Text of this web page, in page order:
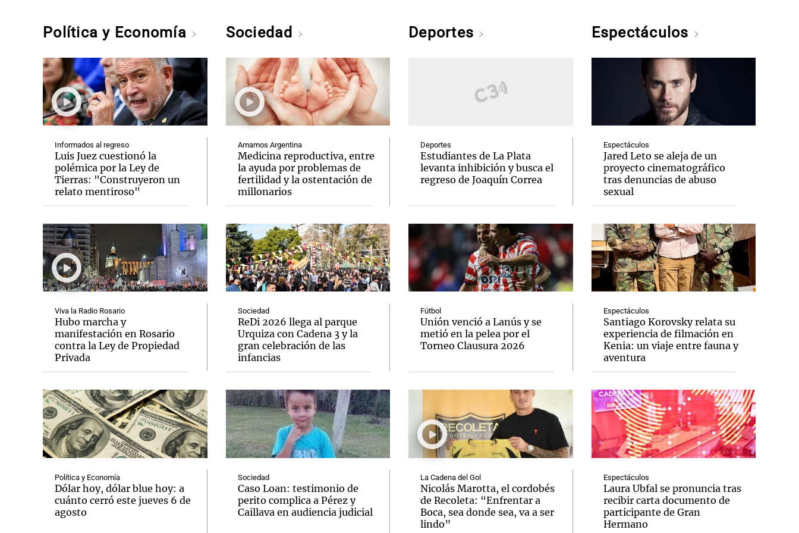
Política y Economía
Informados al regreso
Luis Juez cuestionó la
polémica por la Ley de
Tierras: "Construyeron un
relato mentiroso"
Viva la Radio Rosario
Hubo marcha y
manifestación en Rosario
contra la Ley de Propiedad
Privada
Política y Economía
Dólar hoy, dólar blue hoy: a
cuánto cerró este jueves 6 de
agosto
Sociedad
Amamos Argentina
Medicina reproductiva, entre
la ayuda por problemas de
fertilidad y la ostentación de
millonarios
Sociedad
ReDi 2026 llega al parque
Urquiza con Cadena 3 y la
gran celebración de las
infancias
Sociedad
Caso Loan: testimonio de
perito complica a Pérez y
Caillava en audiencia judicial
Deportes
Deportes
Estudiantes de La Plata
levanta inhibición y busca el
regreso de Joaquín Correa
Fútbol
Unión venció a Lanús y se
metió en la pelea por el
Torneo Clausura 2026
La Cadena del Gol
Nicolás Marotta, el cordobés
de Recoleta: “Enfrentar a
Boca, sea donde sea, va a ser
lindo”
Espectáculos
Espectáculos
Jared Leto se aleja de un
proyecto cinematográfico
tras denuncias de abuso
sexual
Espectáculos
Santiago Korovsky relata su
experiencia de filmación en
Kenia: un viaje entre fauna y
aventura
Espectáculos
Laura Ubfal se pronuncia tras
recibir carta documento de
participante de Gran
Hermano
Notas Notas
El huracán de Arequito
Notas
Cadena 3 en Groenlandia
Notas